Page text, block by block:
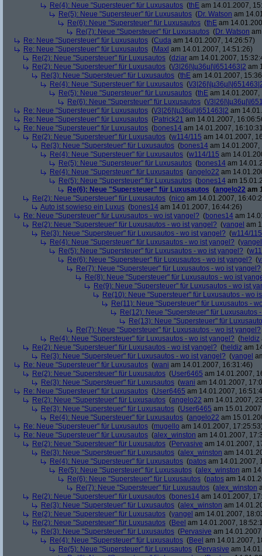
Re(4): Neue "Supersteuer" für Luxusautos (thE am 14.01.2007,
Re(5): Neue "Supersteuer" für Luxusautos (Dr. Watson am
Re(6): Neue "Supersteuer" für Luxusautos (thE am
Re(7): Neue "Supersteuer" für Luxusautos (Dr. Watson
Re: Neue "Supersteuer" für Luxusautos (Cuda am 14.01.2007, 14:26:57)
Re: Neue "Supersteuer" für Luxusautos (Maxl am 14.01.2007, 14:51:26)
Re(2): Neue "Supersteuer" für Luxusautos (dziar am 14.01.2007,
Re(2): Neue "Supersteuer" für Luxusautos (\/3|26|\|µ36µ|\|651463|2 am
Re(3): Neue "Supersteuer" für Luxusautos (thE am 14.01.2007,
Re(4): Neue "Supersteuer" für Luxusautos (\/
Re(5): Neue "Supersteuer" für Luxusautos (thE am 14.01.2007,
Re(6): Neue "Supersteuer" für Luxusautos (\/
Re: Neue "Supersteuer" für Luxusautos (\/3|26|\|µ36µ|\|651463|2 am
Re: Neue "Supersteuer" für Luxusautos (Patrick21 am 14.01.2007,
Re: Neue "Supersteuer" für Luxusautos (bones14 am 14.01.2007,
Re(2): Neue "Supersteuer" für Luxusautos (w114/115 am 14.01.2007,
Re(3): Neue "Supersteuer" für Luxusautos (bones14 am 14.01.2007,
Re(4): Neue "Supersteuer" für Luxusautos (w114/115 am
Re(5): Neue "Supersteuer" für Luxusautos (bones14 am
Re(4): Neue "Supersteuer" für Luxusautos (angelo22 am
Re(5): Neue "Supersteuer" für Luxusautos (bones14 am
Re(6): Neue "Supersteuer" für Luxusautos (angelo22 am
Re(2): Neue "Supersteuer" für Luxusautos (nico am 14.01.2007,
Auto ist sowieso ein Luxus (bones14 am 14.01.2007, 16:44:26)
Re: Neue "Supersteuer" für Luxusautos - wo ist yangel? (bones14 am
Re(2): Neue "Supersteuer" für Luxusautos - wo ist yangel? (yangel am
Re(3): Neue "Supersteuer" für Luxusautos - wo ist yangel? (w114/115
Re(4): Neue "Supersteuer" für Luxusautos - wo ist yangel? (yangel
Re(5): Neue "Supersteuer" für Luxusautos - wo ist yangel? (
Re(6): Neue "Supersteuer" für Luxusautos - wo ist yangel? (
Re(7): Neue "Supersteuer" für Luxusautos - wo ist yangel?
Re(8): Neue "Supersteuer" für Luxusautos - wo ist
Re(9): Neue "Supersteuer" für Luxusautos - wo ist
Re(10): Neue "Supersteuer" für Luxusautos - wo
Re(11): Neue "Supersteuer" für Luxusautos -
Re(12): Neue "Supersteuer" für Luxusautos
Re(13): Neue "Supersteuer" für
Re(7): Neue "Supersteuer" für Luxusautos - wo ist yangel?
Re(4): Neue "Supersteuer" für Luxusautos - wo ist yangel? (heldiz
Re(2): Neue "Supersteuer" für Luxusautos - wo ist yangel? (heldiz am
Re(3): Neue "Supersteuer" für Luxusautos - wo ist yangel? (yangel
Re: Neue "Supersteuer" für Luxusautos (wani am 14.01.2007, 16:31:46)
Re(2): Neue "Supersteuer" für Luxusautos (User6465 am 14.01.2007,
Re(3): Neue "Supersteuer" für Luxusautos (wani am 14.01.2007,
Re: Neue "Supersteuer" für Luxusautos (User6465 am 14.01.2007,
Re(2): Neue "Supersteuer" für Luxusautos (angelo22 am 14.01.2007,
Re(3): Neue "Supersteuer" für Luxusautos (User6465 am
Re(4): Neue "Supersteuer" für Luxusautos (angelo22 am
Re: Neue "Supersteuer" für Luxusautos (mugello am 14.01.2007,
Re: Neue "Supersteuer" für Luxusautos (alex_winston am 14.01.2007,
Re(2): Neue "Supersteuer" für Luxusautos (Pervasive am 14.01.2007,
Re(3): Neue "Supersteuer" für Luxusautos (alex_winston am
Re(4): Neue "Supersteuer" für Luxusautos (patos am 14.01.2007,
Re(5): Neue "Supersteuer" für Luxusautos (alex_winston am
Re(6): Neue "Supersteuer" für Luxusautos (patos am
Re(7): Neue "Supersteuer" für Luxusautos (alex_winston
Re(2): Neue "Supersteuer" für Luxusautos (bones14 am 14.01.2007,
Re(3): Neue "Supersteuer" für Luxusautos (alex_winston am
Re(2): Neue "Supersteuer" für Luxusautos (yangel am 14.01.2007,
Re(2): Neue "Supersteuer" für Luxusautos (Beel am 14.01.2007,
Re(3): Neue "Supersteuer" für Luxusautos (Pervasive am
Re(4): Neue "Supersteuer" für Luxusautos (Beel am 14.01.2007,
Re(5): Neue "Supersteuer" für Luxusautos (Pervasive am